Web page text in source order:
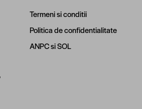
Termeni si conditii
Politica de confidentialitate
ANPCsiSOL